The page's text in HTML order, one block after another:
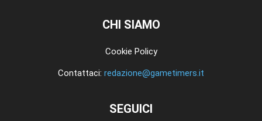
CHI SIAMO
Cookie Policy
Contattaci: redazione@gametimers.it
SEGUICI